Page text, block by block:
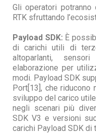
Gli operatori
RTK sfruttando
Payload SDK: È
di carichi utili di
altoparlanti,
elaborazione per
modi. Payload SDK
Port[13], che
sviluppo del carico
negli scenari più
SDK V3 e versioni
carichi Payload SDK